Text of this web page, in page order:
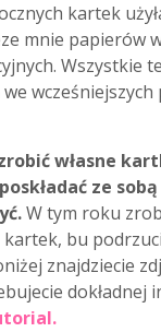
kartek
mnie papierów
Wszystkie
wcześniejszych
własne
ze
W tym roku
bu
znajdziecie
dokładnej
.